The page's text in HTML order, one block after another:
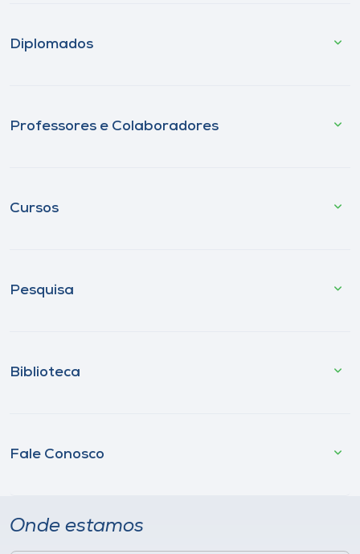
Diplomados
Professores e Colaboradores
Cursos
Pesquisa
Biblioteca
Fale Conosco
Onde estamos